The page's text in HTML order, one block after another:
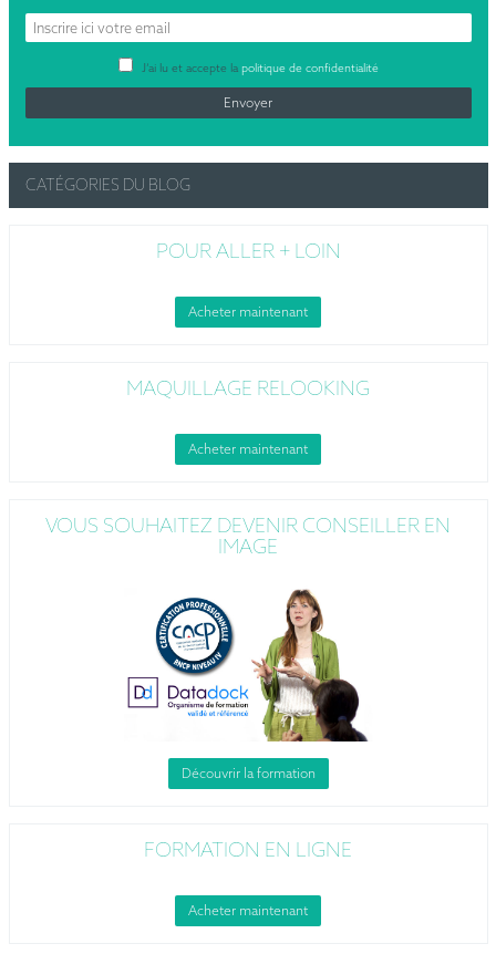
J’ai lu et accepte la politique de confidentialité
CATÉGORIES DU BLOG
POUR ALLER + LOIN
Acheter maintenant
MAQUILLAGE RELOOKING
Acheter maintenant
VOUS SOUHAITEZ DEVENIR CONSEILLER EN
IMAGE
Découvrir la formation
FORMATION EN LIGNE
Acheter maintenant